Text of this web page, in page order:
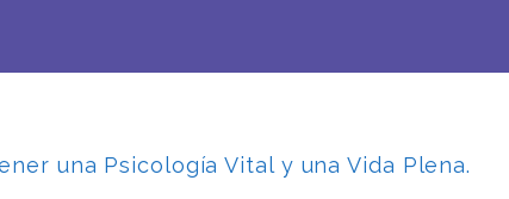
una Psicología Vital y una Vida Plena.